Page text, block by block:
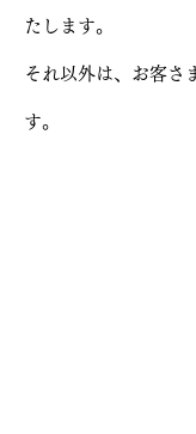
たします。
それ以外は、お客さ
す。